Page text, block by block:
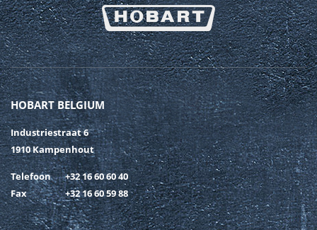
HOBART BELGIUM
Industriestraat 6
1910 Kampenhout
Telefoon
+32 16 60 60 40
Fax
+32 16 60 59 88